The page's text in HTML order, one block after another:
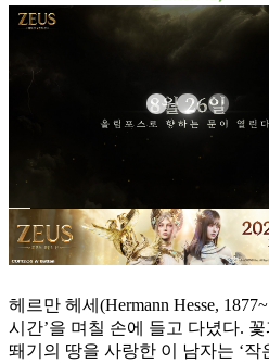
헤르만 헤세(Hermann Hesse,
시간’을 며칠 손에 들고 다녔다.
뙈기의 땅을 사랑한 이 남자는 ‘작